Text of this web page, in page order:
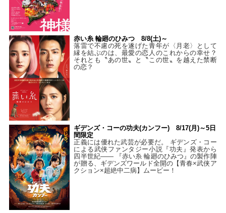
赤い糸 輪廻のひみつ 8/8(土)～
落雷で不慮の死を遂げた青年が〈月老〉として
縁を結ぶのは、最愛の恋人のこれからの幸せ？
それとも〝あの世〟と〝この世〟を越えた禁断
の恋？
ギデンズ・コーの功夫(カンフー) 8/17(月)～5日
間限定
正義には優れた武芸が必要だ。 ギデンズ・コー
による武侠ファンタジー小説『功夫』発表から
四半世紀―― 『赤い糸 輪廻のひみつ』の製作陣
が贈る、ギデンズワールド全開の【青春×武侠ア
クション×超絶中二病】ムービー！